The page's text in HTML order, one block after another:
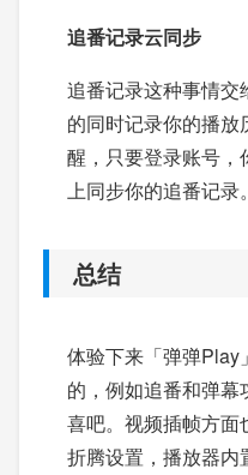
追番记录云同步
追番记录这种事情
的同时记录你的播
醒，只要登录账号，
上同步你的追番记录。
总结
体验下来「弹弹Play
的，例如追番和弹
喜吧。视频插帧方面
折腾设置，播放器